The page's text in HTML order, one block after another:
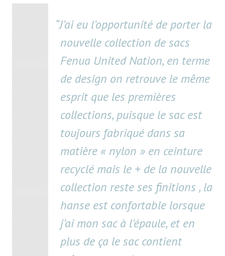
J’ai eu l’opportunité de porter la
nouvelle collection de sacs
Fenua United Nation, en terme
de design on retrouve le même
esprit que les premières
collections, puisque le sac est
toujours fabriqué dans sa
matière « nylon » en ceinture
recyclé mais le + de la nouvelle
collection reste ses finitions , la
hanse est confortable lorsque
j’ai mon sac à l’épaule, et en
plus de ça le sac contient